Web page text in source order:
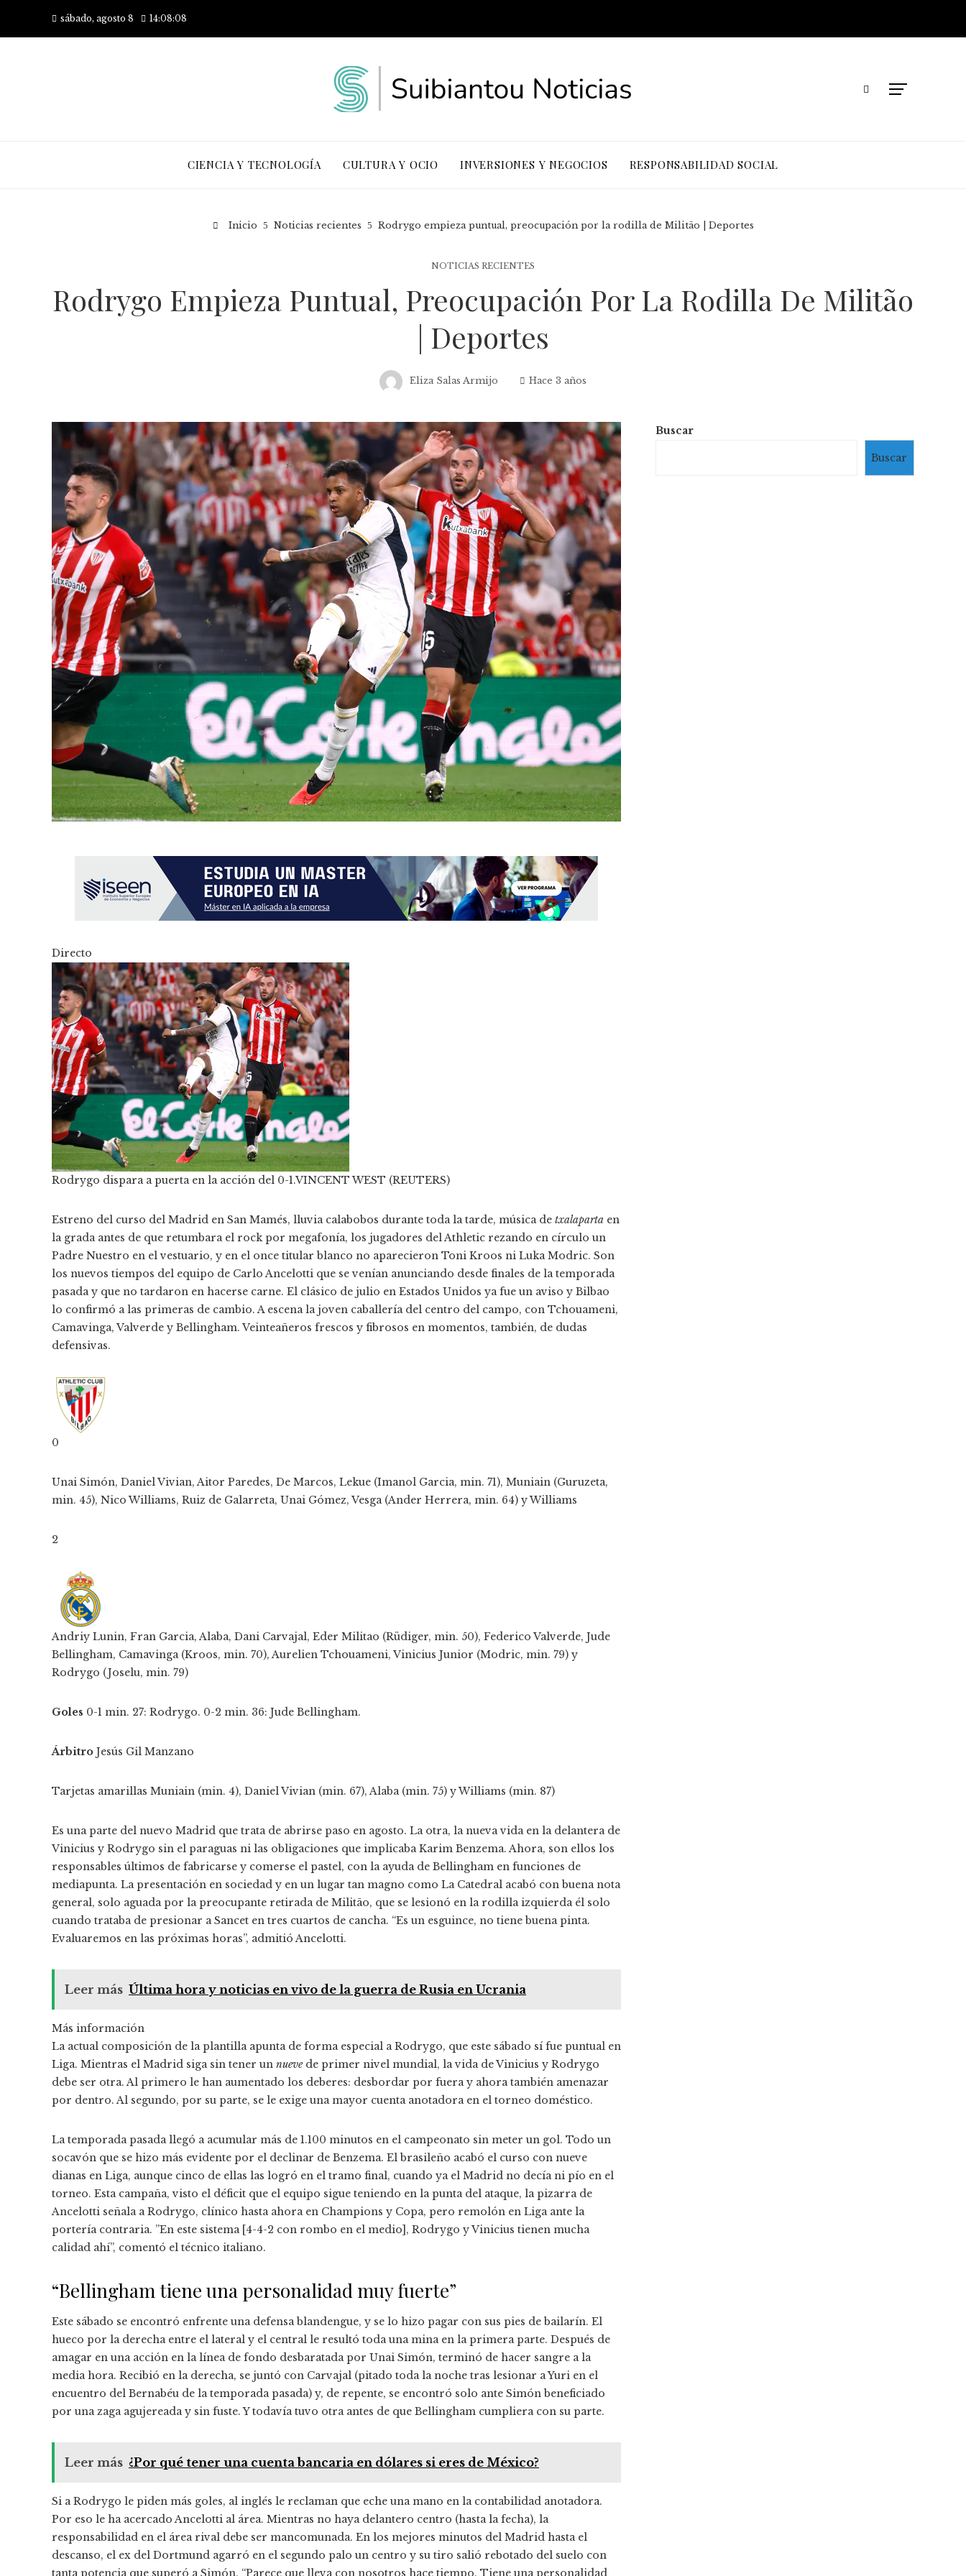
sábado, agosto 8 14:08:10
CIENCIA Y TECNOLOGÍA CULTURA Y OCIO INVERSIONES Y NEGOCIOS RESPONSABILIDAD SOCIAL
Inicio Noticias recientes Rodrygo empieza puntual, preocupación por la rodilla de Militão | Deportes
NOTICIAS RECIENTES
Rodrygo Empieza Puntual, Preocupación Por La Rodilla De Militão
| Deportes
Eliza Salas Armijo Hace 3 años
Directo
Rodrygo dispara a puerta en la acción del 0-1.VINCENT WEST (REUTERS)
Estreno del curso del Madrid en San Mamés, lluvia calabobos durante toda la tarde, música de txalaparta en
la grada antes de que retumbara el rock por megafonía, los jugadores del Athletic rezando en círculo un
Padre Nuestro en el vestuario, y en el once titular blanco no aparecieron Toni Kroos ni Luka Modric. Son
los nuevos tiempos del equipo de Carlo Ancelotti que se venían anunciando desde finales de la temporada
pasada y que no tardaron en hacerse carne. El clásico de julio en Estados Unidos ya fue un aviso y Bilbao
lo confirmó a las primeras de cambio. A escena la joven caballería del centro del campo, con Tchouameni,
Camavinga, Valverde y Bellingham. Veinteañeros frescos y fibrosos en momentos, también, de dudas
defensivas.
0
Unai Simón, Daniel Vivian, Aitor Paredes, De Marcos, Lekue (Imanol Garcia, min. 71), Muniain (Guruzeta,
min. 45), Nico Williams, Ruiz de Galarreta, Unai Gómez, Vesga (Ander Herrera, min. 64) y Williams
2
Andriy Lunin, Fran Garcia, Alaba, Dani Carvajal, Eder Militao (Rüdiger, min. 50), Federico Valverde, Jude
Bellingham, Camavinga (Kroos, min. 70), Aurelien Tchouameni, Vinicius Junior (Modric, min. 79) y
Rodrygo (Joselu, min. 79)
Goles 0-1 min. 27: Rodrygo. 0-2 min. 36: Jude Bellingham.
Árbitro Jesús Gil Manzano
Tarjetas amarillas Muniain (min. 4), Daniel Vivian (min. 67), Alaba (min. 75) y Williams (min. 87)
Es una parte del nuevo Madrid que trata de abrirse paso en agosto. La otra, la nueva vida en la delantera de
Vinicius y Rodrygo sin el paraguas ni las obligaciones que implicaba Karim Benzema. Ahora, son ellos los
responsables últimos de fabricarse y comerse el pastel, con la ayuda de Bellingham en funciones de
mediapunta. La presentación en sociedad y en un lugar tan magno como La Catedral acabó con buena nota
general, solo aguada por la preocupante retirada de Militão, que se lesionó en la rodilla izquierda él solo
cuando trataba de presionar a Sancet en tres cuartos de cancha. “Es un esguince, no tiene buena pinta.
Evaluaremos en las próximas horas”, admitió Ancelotti.
Leer más Última hora y noticias en vivo de la guerra de Rusia en Ucrania
Más información
La actual composición de la plantilla apunta de forma especial a Rodrygo, que este sábado sí fue puntual en
Liga. Mientras el Madrid siga sin tener un nueve de primer nivel mundial, la vida de Vinicius y Rodrygo
debe ser otra. Al primero le han aumentado los deberes: desbordar por fuera y ahora también amenazar
por dentro. Al segundo, por su parte, se le exige una mayor cuenta anotadora en el torneo doméstico.
La temporada pasada llegó a acumular más de 1.100 minutos en el campeonato sin meter un gol. Todo un
socavón que se hizo más evidente por el declinar de Benzema. El brasileño acabó el curso con nueve
dianas en Liga, aunque cinco de ellas las logró en el tramo final, cuando ya el Madrid no decía ni pío en el
torneo. Esta campaña, visto el déficit que el equipo sigue teniendo en la punta del ataque, la pizarra de
Ancelotti señala a Rodrygo, clínico hasta ahora en Champions y Copa, pero remolón en Liga ante la
portería contraria. ”En este sistema [4-4-2 con rombo en el medio], Rodrygo y Vinicius tienen mucha
calidad ahí”, comentó el técnico italiano.
“Bellingham tiene una personalidad muy fuerte”
Este sábado se encontró enfrente una defensa blandengue, y se lo hizo pagar con sus pies de bailarín. El
hueco por la derecha entre el lateral y el central le resultó toda una mina en la primera parte. Después de
amagar en una acción en la línea de fondo desbaratada por Unai Simón, terminó de hacer sangre a la
media hora. Recibió en la derecha, se juntó con Carvajal (pitado toda la noche tras lesionar a Yuri en el
encuentro del Bernabéu de la temporada pasada) y, de repente, se encontró solo ante Simón beneficiado
por una zaga agujereada y sin fuste. Y todavía tuvo otra antes de que Bellingham cumpliera con su parte.
Leer más ¿Por qué tener una cuenta bancaria en dólares si eres de México?
Si a Rodrygo le piden más goles, al inglés le reclaman que eche una mano en la contabilidad anotadora.
Por eso le ha acercado Ancelotti al área. Mientras no haya delantero centro (hasta la fecha), la
responsabilidad en el área rival debe ser mancomunada. En los mejores minutos del Madrid hasta el
descanso, el ex del Dortmund agarró en el segundo palo un centro y su tiro salió rebotado del suelo con
tanta potencia que superó a Simón. “Parece que lleva con nosotros hace tiempo. Tiene una personalidad
Buscar
Buscar